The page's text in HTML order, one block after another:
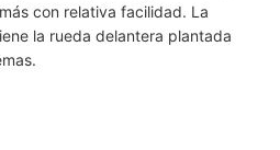
con relativa facilidad. La
la rueda delantera plantada